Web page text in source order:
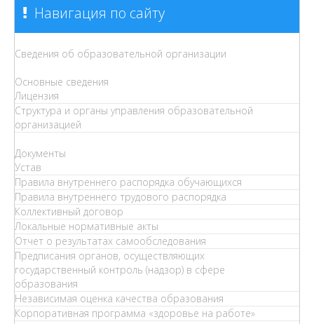
Навигация по сайту
Сведения об образовательной организации
Основные сведения
Лицензия
Структура и органы управления образовательной
организацией
Документы
Устав
Правила внутреннего распорядка обучающихся
Правила внутреннего трудового распорядка
Коллективный договор
Локальные нормативные акты
Отчет о результатах самообследования
Предписания органов, осуществляющих
государственный контроль (надзор) в сфере
образования
Независимая оценка качества образования
Корпоративная программа «здоровье на работе»